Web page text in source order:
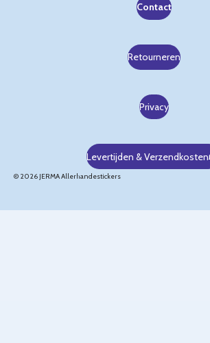
Contact
Retourneren
Privacy
Levertijden & Verzendkosten
© 2026 JERMA Allerhandestickers